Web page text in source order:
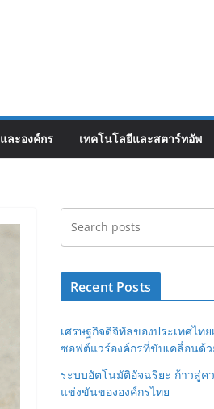
ละองค์กร เทคโนโลยีและสตาร์ทอัพ
Recent Posts
เศรษฐกิจดิจิทัลของประเทศไทย
ซอฟต์แวร์องค์กรที่ขับเคลื่อนด้ว
ระบบอัตโนมัติอัจฉริยะ ก้าวสู่ค
แข่งขันขององค์กรไทย